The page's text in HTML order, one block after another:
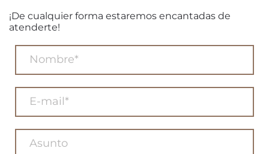
¡De cualquier forma estaremos encantadas de
atenderte!